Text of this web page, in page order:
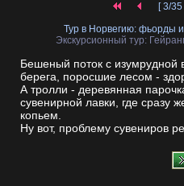
[ 3/35
Тур в Норвегию: фьорды
Экскурсионный тур:
Бешеный поток с изумрудной
берега, поросшие лесом -
А тролли - деревянная
сувенирной лавки, где сразу
копьем.
Ну вот, проблему сувениров